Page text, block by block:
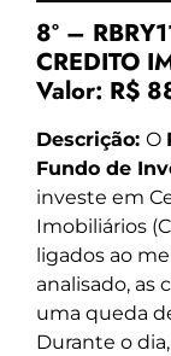
8º –
CREDITO
Valor: R$
Descrição: O
Fundo de
investe em
Imobiliários
ligados ao
analisado, as
uma queda
Durante o